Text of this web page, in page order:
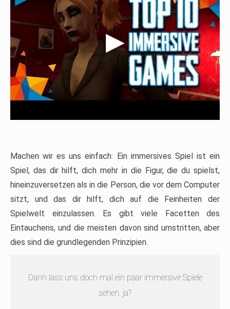
Machen wir es uns einfach: Ein immersives Spiel ist ein
Spiel, das dir hilft, dich mehr in die Figur, die du spielst,
hineinzuversetzen als in die Person, die vor dem Computer
sitzt, und das dir hilft, dich auf die Feinheiten der
Spielwelt einzulassen. Es gibt viele Facetten des
Eintauchens, und die meisten davon sind umstritten, aber
dies sind die grundlegenden Prinzipien.
Dann lass uns doch mal ein paar immersive Spiele
sehen, ja?